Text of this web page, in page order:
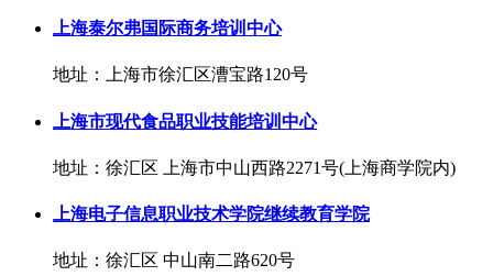
上海泰尔弗国际商务培训中心
地址：上海市徐汇区漕宝路120号
上海市现代食品职业技能培训中心
地址：徐汇区 上海市中山西路2271号(上海商学院内)
上海电子信息职业技术学院继续教育学院
地址：徐汇区 中山南二路620号